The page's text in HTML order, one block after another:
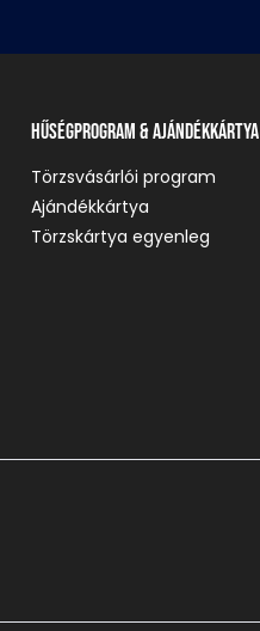
Hűségprogram & Ajándékkártya
Törzsvásárlói program
Ajándékkártya
Törzskártya egyenleg